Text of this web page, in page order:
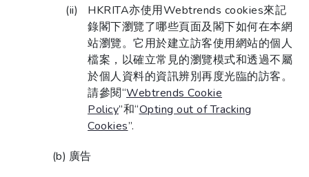
HKRITA亦使用Webtrends cookies來記
錄閣下瀏覽了哪些頁面及閣下如何在本網
站瀏覽。它用於建立訪客使用網站的個人
檔案，以確立常見的瀏覽模式和透過不屬
於個人資料的資訊辨別再度光臨的訪客。
請參閱“Webtrends Cookie
Policy”和“Opting out of Tracking
Cookies”.
廣告